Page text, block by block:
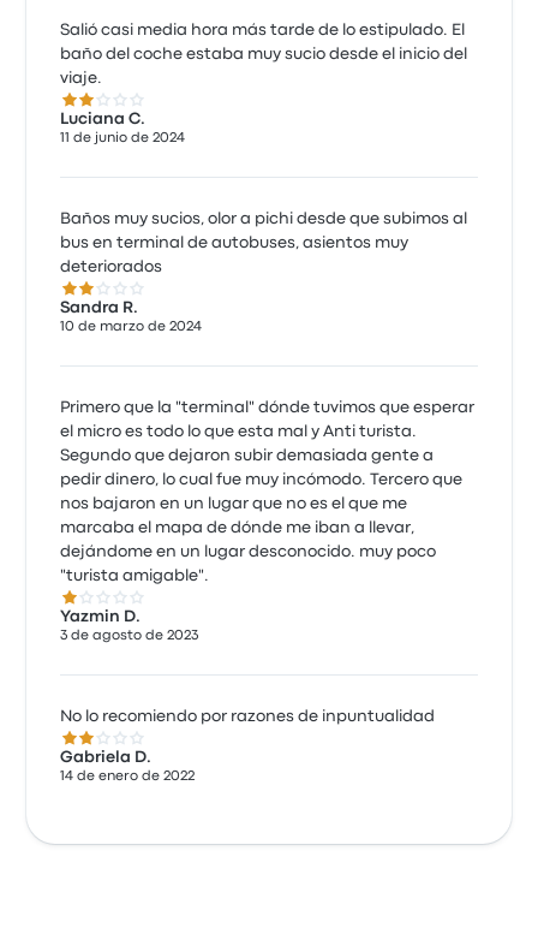
Salió casi media hora más tarde de lo estipulado. El
baño del coche estaba muy sucio desde el inicio del
viaje.
2.0 de 5 estrellas
Luciana C.
11 de junio de 2024
Baños muy sucios, olor a pichi desde que subimos al
bus en terminal de autobuses, asientos muy
deteriorados
2.0 de 5 estrellas
Sandra R.
10 de marzo de 2024
Primero que la "terminal" dónde tuvimos que esperar
el micro es todo lo que esta mal y Anti turista.
Segundo que dejaron subir demasiada gente a
pedir dinero, lo cual fue muy incómodo. Tercero que
nos bajaron en un lugar que no es el que me
marcaba el mapa de dónde me iban a llevar,
dejándome en un lugar desconocido. muy poco
"turista amigable".
1.0 de 5 estrellas
Yazmin D.
3 de agosto de 2023
No lo recomiendo por razones de inpuntualidad
2.0 de 5 estrellas
Gabriela D.
14 de enero de 2022